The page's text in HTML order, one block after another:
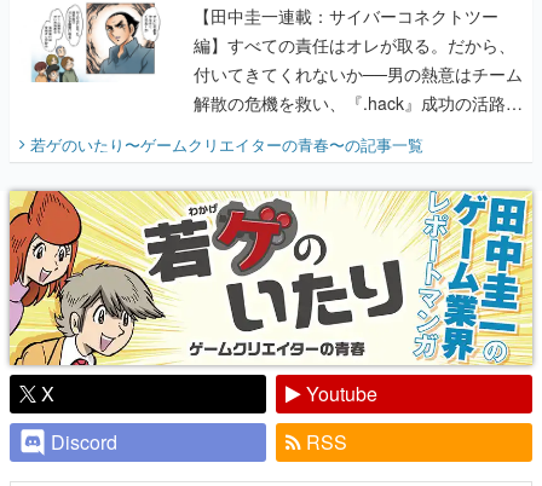
【田中圭一連載：サイバーコネクトツー
編】すべての責任はオレが取る。だから、
付いてきてくれないか──男の熱意はチーム
解散の危機を救い、『.hack』成功の活路を
開く。業界の快男児・松山 洋に流れる血は
『少年ジャンプ』色だった【若ゲのいた
り】
若ゲのいたり〜ゲームクリエイターの青春〜の記事一覧
X
Youtube
Discord
RSS